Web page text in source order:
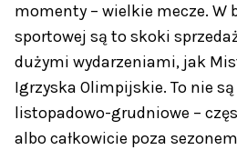
momenty – wielkie mecze. W
sportowej są to skoki
dużymi wydarzeniami, jak
Igrzyska Olimpijskie. To nie
listopadowo-grudniowe –
albo całkowicie poza